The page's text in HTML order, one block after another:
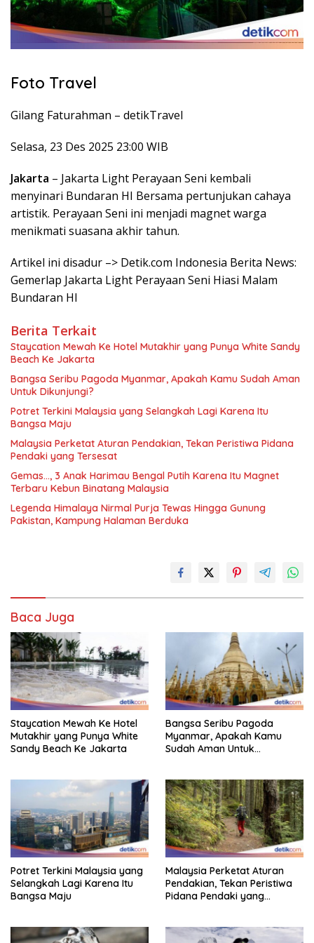
Foto Travel
Gilang Faturahman – detikTravel
Selasa, 23 Des 2025 23:00 WIB
Jakarta – Jakarta Light Perayaan Seni kembali
menyinari Bundaran HI Bersama pertunjukan cahaya
artistik. Perayaan Seni ini menjadi magnet warga
menikmati suasana akhir tahun.
Artikel ini disadur –> Detik.com Indonesia Berita News:
Gemerlap Jakarta Light Perayaan Seni Hiasi Malam
Bundaran HI
Berita Terkait
Staycation Mewah Ke Hotel Mutakhir yang Punya White Sandy
Beach Ke Jakarta
Bangsa Seribu Pagoda Myanmar, Apakah Kamu Sudah Aman
Untuk Dikunjungi?
Potret Terkini Malaysia yang Selangkah Lagi Karena Itu
Bangsa Maju
Malaysia Perketat Aturan Pendakian, Tekan Peristiwa Pidana
Pendaki yang Tersesat
Gemas…, 3 Anak Harimau Bengal Putih Karena Itu Magnet
Terbaru Kebun Binatang Malaysia
Legenda Himalaya Nirmal Purja Tewas Hingga Gunung
Pakistan, Kampung Halaman Berduka
Baca Juga
Staycation Mewah Ke Hotel
Mutakhir yang Punya White
Sandy Beach Ke Jakarta
Bangsa Seribu Pagoda
Myanmar, Apakah Kamu
Sudah Aman Untuk
Potret Terkini Malaysia yang
Selangkah Lagi Karena Itu
Bangsa Maju
Malaysia Perketat Aturan
Pendakian, Tekan Peristiwa
Pidana Pendaki yang